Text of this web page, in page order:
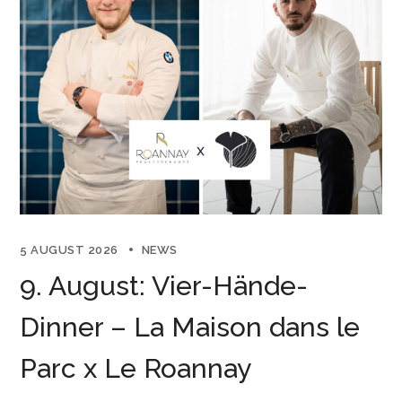
5 AUGUST 2026 NEWS
9. August: Vier-Hände-
Dinner – La Maison dans le
Parc x Le Roannay